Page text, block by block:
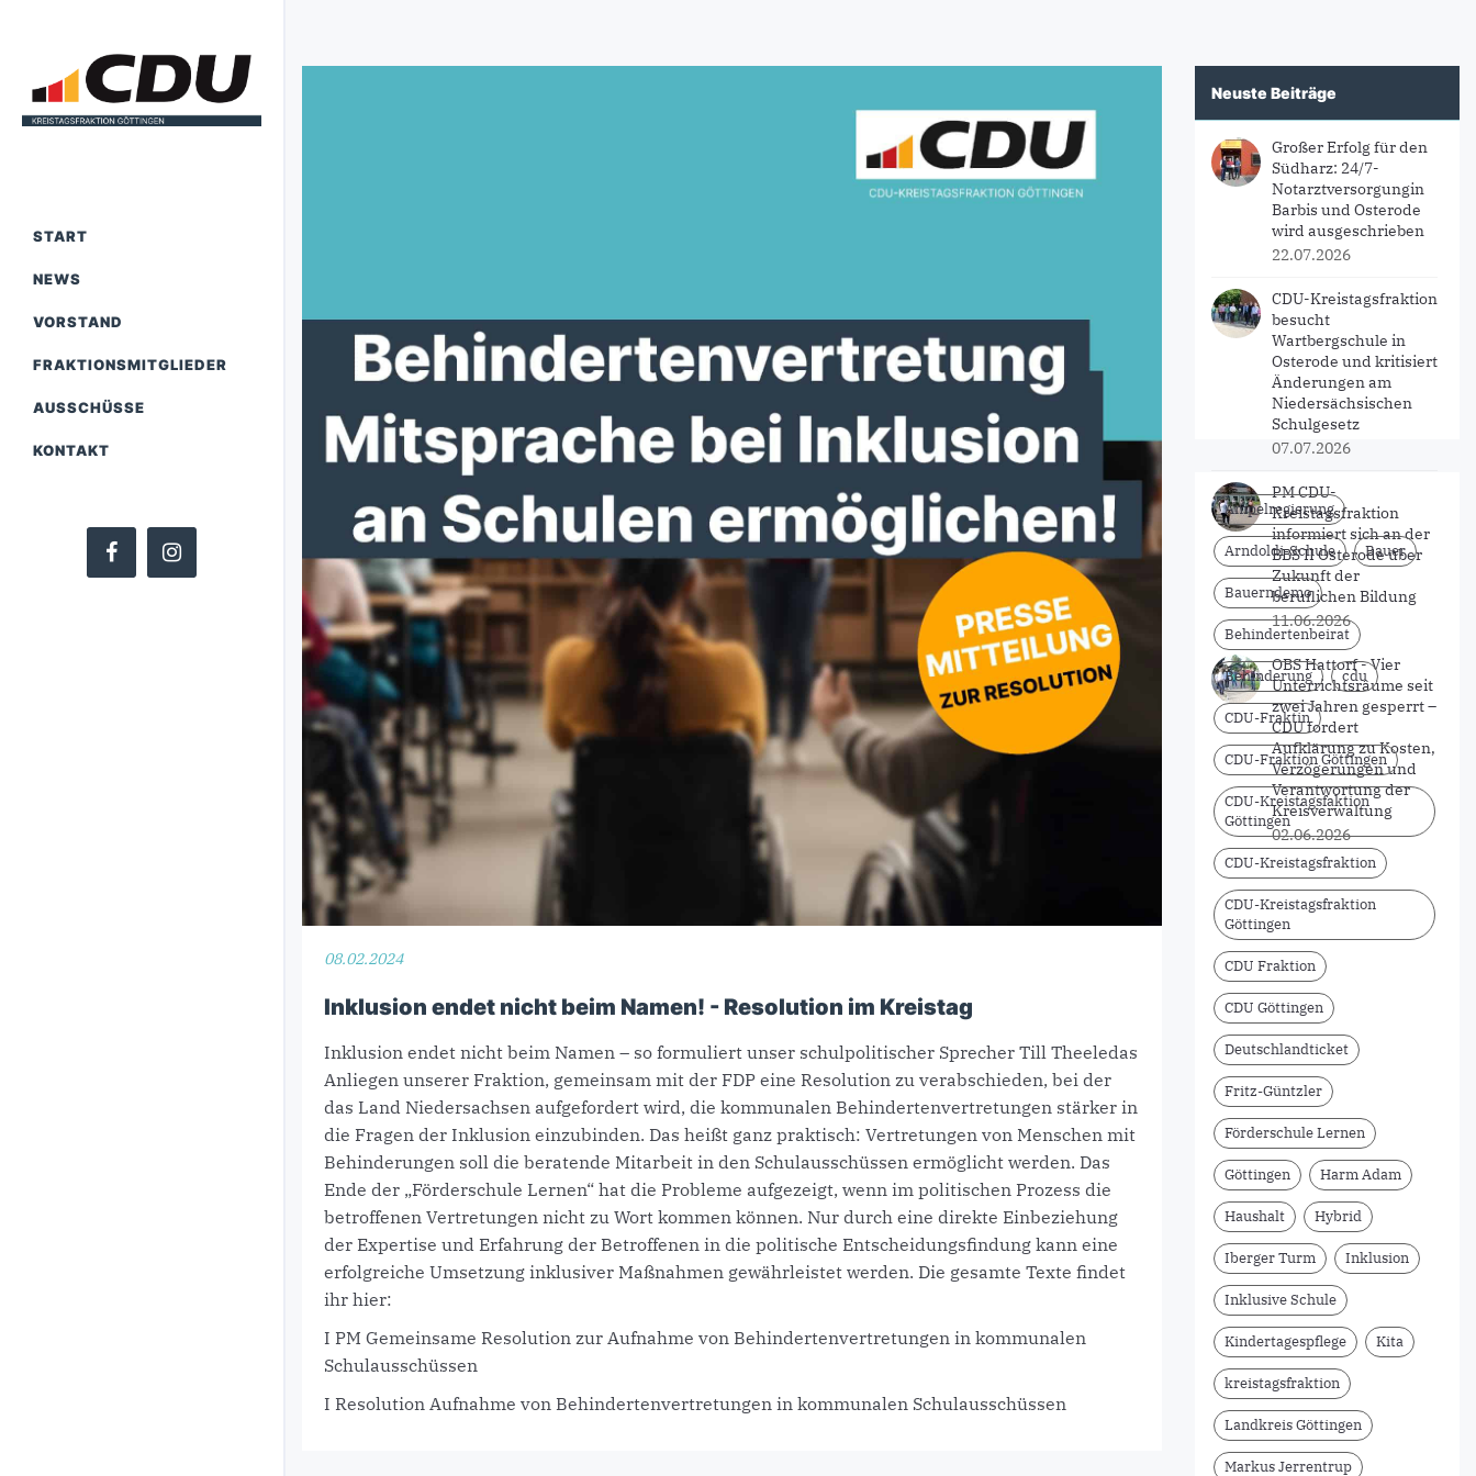
START
NEWS
VORSTAND
FRAKTIONSMITGLIEDER
AUSSCHÜSSE
KONTAKT
08.02.2024
Inklusion endet nicht beim Namen! - Resolution im Kreistag
Inklusion endet nicht beim Namen – so formuliert unser schulpolitischer Sprecher Till Theeledas
Anliegen unserer Fraktion, gemeinsam mit der FDP eine Resolution zu verabschieden, bei der
das Land Niedersachsen aufgefordert wird, die kommunalen Behindertenvertretungen stärker in
die Fragen der Inklusion einzubinden. Das heißt ganz praktisch: Vertretungen von Menschen mit
Behinderungen soll die beratende Mitarbeit in den Schulausschüssen ermöglicht werden. Das
Ende der „Förderschule Lernen“ hat die Probleme aufgezeigt, wenn im politischen Prozess die
betroffenen Vertretungen nicht zu Wort kommen können. Nur durch eine direkte Einbeziehung
der Expertise und Erfahrung der Betroffenen in die politische Entscheidungsfindung kann eine
erfolgreiche Umsetzung inklusiver Maßnahmen gewährleistet werden. Die gesamte Texte findet
ihr hier:
I PM Gemeinsame Resolution zur Aufnahme von Behindertenvertretungen in kommunalen
Schulausschüssen
I Resolution Aufnahme von Behindertenvertretungen in kommunalen Schulausschüssen
Neuste Beiträge
Großer Erfolg für den
Südharz: 24/7-
Notarztversorgungin
Barbis und Osterode
wird ausgeschrieben
22.07.2026
CDU-Kreistagsfraktion
besucht
Wartbergschule in
Osterode und kritisiert
Änderungen am
Niedersächsischen
Schulgesetz
07.07.2026
PM CDU-
Kreistagsfraktion
informiert sich an der
BBS II Osterode über
Zukunft der
beruflichen Bildung
11.06.2026
OBS Hattorf - Vier
Unterrichtsräume seit
zwei Jahren gesperrt –
CDU fordert
Aufklärung zu Kosten,
Verzögerungen und
Verantwortung der
Kreisverwaltung
02.06.2026
Ampelregierung
Arndoldi-Schule Bauer
Bauerndemo
Behindertenbeirat
Behinderung cdu
CDU-Fraktin
CDU-Fraktion Göttingen
CDU-Kreistagsfaktion
Göttingen
CDU-Kreistagsfraktion
CDU-Kreistagsfraktion
Göttingen
CDU Fraktion
CDU Göttingen
Deutschlandticket
Fritz-Güntzler
Förderschule Lernen
Göttingen Harm Adam
Haushalt Hybrid
Iberger Turm Inklusion
Inklusive Schule
Kindertagespflege Kita
kreistagsfraktion
Landkreis Göttingen
Markus Jerrentrup